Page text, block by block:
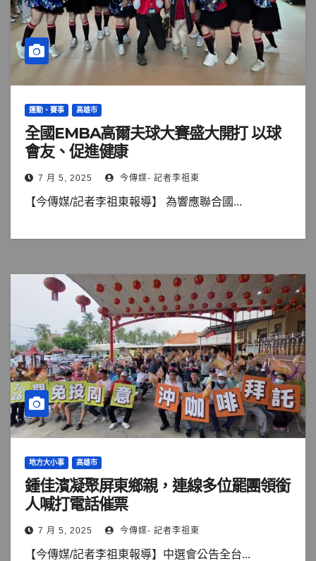
運動、賽事 高雄市
全國EMBA高爾夫球大賽盛大開打 以球
會友、促進健康
7 月 5, 2025 今傳媒- 記者李祖東
【今傳媒/記者李祖東報導】 為響應聯合國...
地方大小事 高雄市
鍾佳濱凝聚屏東鄉親，連線多位罷團領銜
人喊打電話催票
7 月 5, 2025 今傳媒- 記者李祖東
【今傳媒/記者李祖東報導】中選會公告全台...